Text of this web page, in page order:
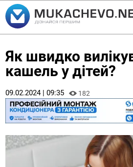
Як швидко
кашель у дітей?
09.02.2024 | 09:35 182